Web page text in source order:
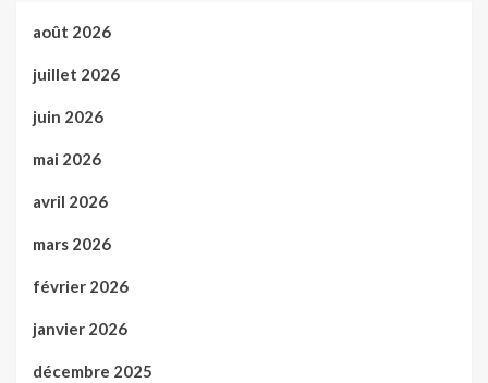
août 2026
juillet 2026
juin 2026
mai 2026
avril 2026
mars 2026
février 2026
janvier 2026
décembre 2025